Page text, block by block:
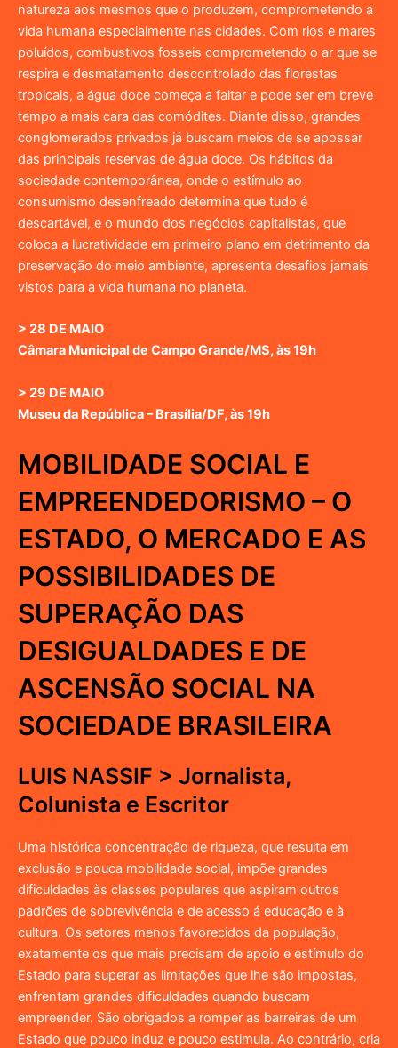
natureza aos mesmos que o produzem, comprometendo a
vida humana especialmente nas cidades. Com rios e mares
poluídos, combustivos fosseis comprometendo o ar que se
respira e desmatamento descontrolado das florestas
tropicais, a água doce começa a faltar e pode ser em breve
tempo a mais cara das comódites. Diante disso, grandes
conglomerados privados já buscam meios de se apossar
das principais reservas de água doce. Os hábitos da
sociedade contemporânea, onde o estímulo ao
consumismo desenfreado determina que tudo é
descartável, e o mundo dos negócios capitalistas, que
coloca a lucratividade em primeiro plano em detrimento da
preservação do meio ambiente, apresenta desafios jamais
vistos para a vida humana no planeta.
> 28 DE MAIO
Câmara Municipal de Campo Grande/MS, às 19h
> 29 DE MAIO
Museu da República – Brasília/DF, às 19h
MOBILIDADE SOCIAL E
EMPREENDEDORISMO – O
ESTADO, O MERCADO E AS
POSSIBILIDADES DE
SUPERAÇÃO DAS
DESIGUALDADES E DE
ASCENSÃO SOCIAL NA
SOCIEDADE BRASILEIRA
LUIS NASSIF > Jornalista,
Colunista e Escritor
Uma histórica concentração de riqueza, que resulta em
exclusão e pouca mobilidade social, impõe grandes
dificuldades às classes populares que aspiram outros
padrões de sobrevivência e de acesso á educação e à
cultura. Os setores menos favorecidos da população,
exatamente os que mais precisam de apoio e estímulo do
Estado para superar as limitações que lhe são impostas,
enfrentam grandes dificuldades quando buscam
empreender. São obrigados a romper as barreiras de um
Estado que pouco induz e pouco estimula. Ao contrário, cria